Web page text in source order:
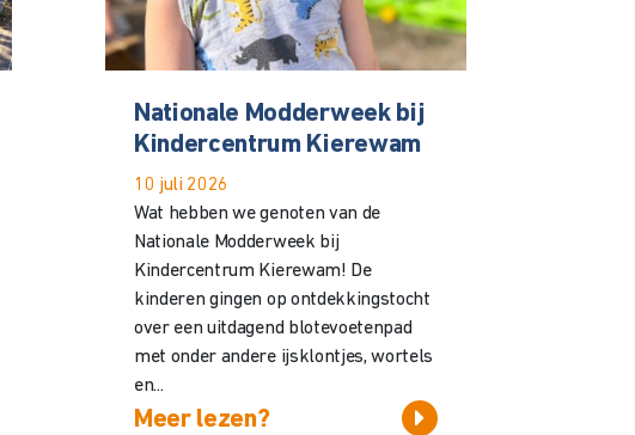
Nationale Modderweek bij
Kindercentrum Kierewam
10 juli 2026
Wat hebben we genoten van de
Nationale Modderweek bij
Kindercentrum Kierewam! De
kinderen gingen op ontdekkingstocht
over een uitdagend blotevoetenpad
met onder andere ijsklontjes, wortels
en...
Meer lezen?